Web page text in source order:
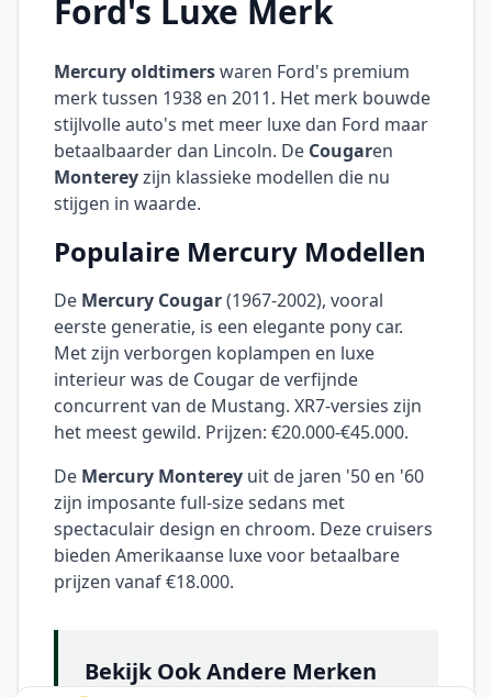
Ford's Luxe Merk
Mercury oldtimerswaren Ford's premium
merk tussen 1938 en 2011. Het merk bouwde
stijlvolle auto's met meer luxe dan Ford maar
betaalbaarder dan Lincoln. De Cougaren
Montereyzijn klassieke modellen die nu
stijgen in waarde.
Populaire Mercury Modellen
De Mercury Cougar(1967-2002), vooral
eerste generatie, is een elegante pony car.
Met zijn verborgen koplampen en luxe
interieur was de Cougar de verfijnde
concurrent van de Mustang. XR7-versies zijn
het meest gewild. Prijzen: €20.000-€45.000.
De Mercury Monterey uit de jaren '50 en '60
zijn imposante full-size sedans met
spectaculair design en chroom. Deze cruisers
bieden Amerikaanse luxe voor betaalbare
prijzen vanaf €18.000.
Bekijk Ook Andere Merken